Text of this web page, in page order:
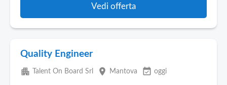
Vedi offerta
Quality Engineer
apartment Talent On Board Srl place Mantova event_available oggi